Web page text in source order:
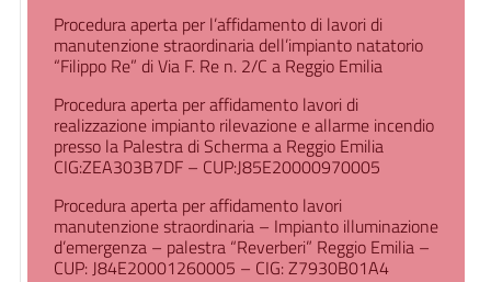
Procedura aperta per l’affidamento di lavori di
manutenzione straordinaria dell’impianto natatorio
“Filippo Re” di Via F. Re n. 2/C a Reggio Emilia
Procedura aperta per affidamento lavori di
realizzazione impianto rilevazione e allarme incendio
presso la Palestra di Scherma a Reggio Emilia
CIG:ZEA303B7DF – CUP:J85E20000970005
Procedura aperta per affidamento lavori
manutenzione straordinaria – Impianto illuminazione
d’emergenza – palestra “Reverberi” Reggio Emilia –
CUP: J84E20001260005 – CIG: Z7930B01A4